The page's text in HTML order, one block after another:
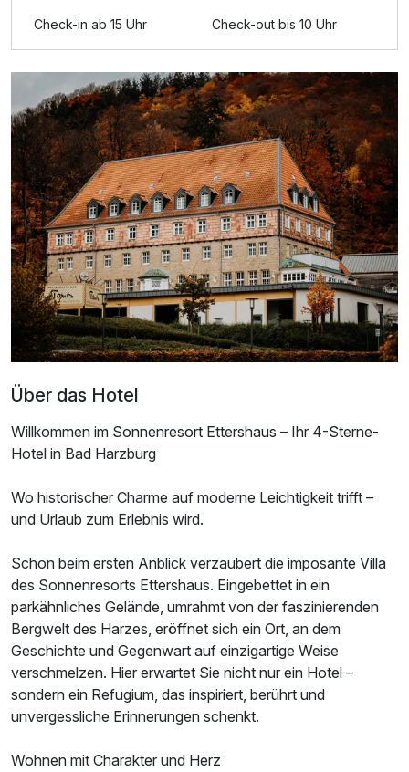
Baumhaus
2 Erwachsene
Für 5 Tage p.P. ab469,00 €
Doppelzimmer Superior
Check-in ab 15 Uhr Check-out bis 10 Uhr
Über das Hotel
Willkommen im Sonnenresort Ettershaus – Ihr 4-Sterne-
Hotel in Bad Harzburg
Wo historischer Charme auf moderne Leichtigkeit trifft –
und Urlaub zum Erlebnis wird.
Schon beim ersten Anblick verzaubert die imposante Villa
des Sonnenresorts Ettershaus. Eingebettet in ein
parkähnliches Gelände, umrahmt von der faszinierenden
Bergwelt des Harzes, eröffnet sich ein Ort, an dem
Geschichte und Gegenwart auf einzigartige Weise
verschmelzen. Hier erwartet Sie nicht nur ein Hotel –
sondern ein Refugium, das inspiriert, berührt und
unvergessliche Erinnerungen schenkt.
Wohnen mit Charakter und Herz